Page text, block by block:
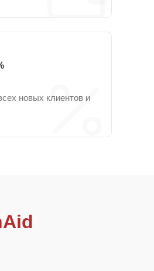
новых клиентов и